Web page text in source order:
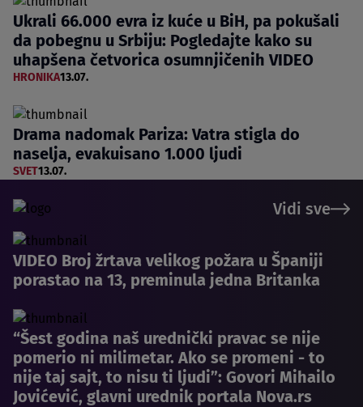
Ukrali 66.000 evra iz kuće u BiH, pa pokušali
da pobegnu u Srbiju: Pogledajte kako su
uhapšena četvorica osumnjičenih VIDEO
HRONIKA13.07.
Drama nadomak Pariza: Vatra stigla do
naselja, evakuisano 1.000 ljudi
SVET13.07.
Vidi sve
VIDEO Broj žrtava velikog požara u Španiji
porastao na 13, preminula jedna Britanka
“Šest godina naš urednički pravac se nije
pomerio ni milimetar. Ako se promeni - to
nije taj sajt, to nisu ti ljudi”: Govori Mihailo
Jovićević, glavni urednik portala Nova.rs